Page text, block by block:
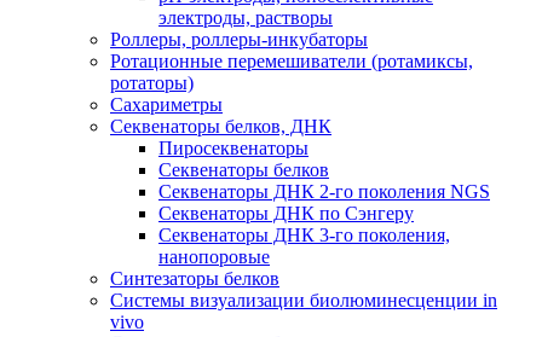
электроды, растворы
Роллеры, роллеры-инкубаторы
Ротационные перемешиватели (ротамиксы,
ротаторы)
Сахариметры
Секвенаторы белков, ДНК
Пиросеквенаторы
Секвенаторы белков
Секвенаторы ДНК 2-го поколения NGS
Секвенаторы ДНК по Сэнгеру
Секвенаторы ДНК 3-го поколения,
нанопоровые
Синтезаторы белков
Системы визуализации биолюминесценции in
vivo